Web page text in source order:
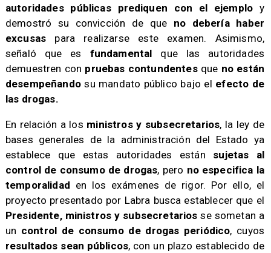
autoridades públicas prediquen con el ejemplo y
demostró su convicción de que no debería haber
excusas para realizarse este examen. Asimismo,
señaló que es fundamental que las autoridades
demuestren con pruebas contundentesque no están
desempeñandosu mandato público bajo el efecto de
las drogas.
En relación a los ministros y subsecretarios, la ley de
bases generales de la administración del Estado ya
establece que estas autoridades están sujetas al
control de consumo de drogas, pero no especifica la
temporalidad en los exámenes de rigor. Por ello, el
proyecto presentado por Labra busca establecer que el
Presidente, ministros y subsecretarios se sometan a
un control de consumo de drogas periódico, cuyos
resultados sean públicos, con un plazo establecido de